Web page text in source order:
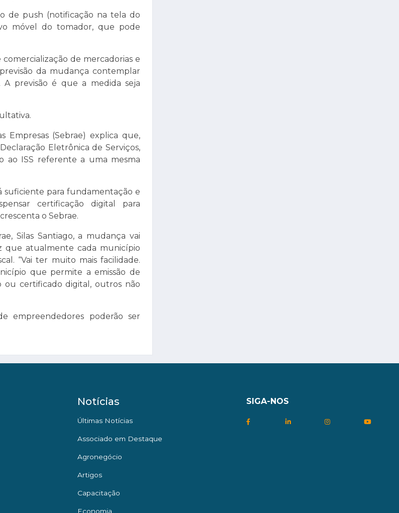
de push (notificação na tela do
móvel do tomador, que pode
de mercadorias e
da mudança contemplar
A previsão é que a medida seja
Empresas (Sebrae) explica que,
Eletrônica de Serviços,
ao ISS referente a uma mesma
suficiente para fundamentação e
certificação digital para
o Sebrae.
Silas Santiago, a mudança vai
que atualmente cada município
“Vai ter muito mais facilidade.
que permite a emissão de
ou certificado digital, outros não
empreendedores poderão ser
Notícias
Últimas Notícias
Associado em Destaque
Agronegócio
Artigos
Capacitação
Economia
SIGA-NOS